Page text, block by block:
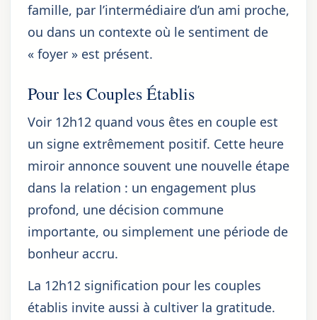
famille, par l’intermédiaire d’un ami proche,
ou dans un contexte où le sentiment de
« foyer » est présent.
Pour les Couples Établis
Voir 12h12 quand vous êtes en couple est
un signe extrêmement positif. Cette heure
miroir annonce souvent une nouvelle étape
dans la relation : un engagement plus
profond, une décision commune
importante, ou simplement une période de
bonheur accru.
La 12h12 signification pour les couples
établis invite aussi à cultiver la gratitude.